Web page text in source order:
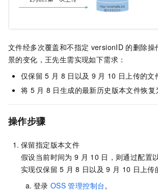
文件经多次覆盖和不指定 versionID 的删除操
景的变化，王先生需实现如下需求：
仅保留 5 月 8 日以及 9 月 10 日上传的文
将 5 月 8 日生成的最新历史版本文件恢复
操作步骤
保留指定版本文件
假设当前时间为 9 月 10 日，则通过配置
实现仅保留 5 月 8 日以及 9 月 10 日上传
登录 OSS 管理控制台。